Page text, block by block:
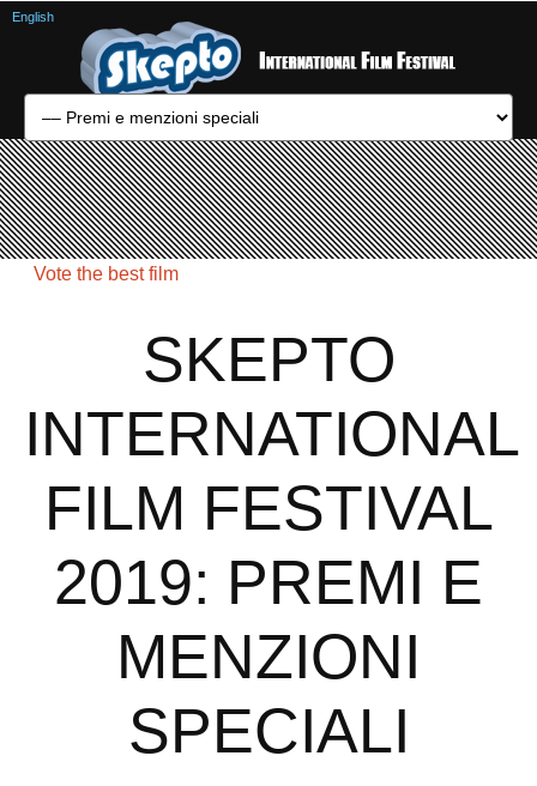
Vote the best film
SKEPTO
INTERNATIONAL
FILM FESTIVAL
2019: PREMI E
MENZIONI
SPECIALI
English